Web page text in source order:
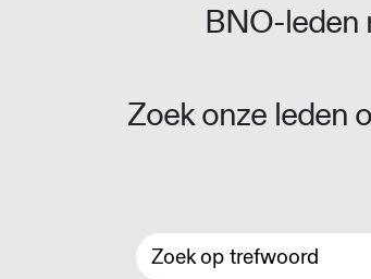
BNO-leden
Zoek onze leden